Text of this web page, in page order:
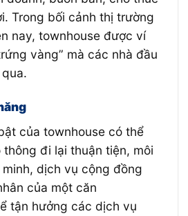
Trong bối cảnh thị trường
nay, townhouse được ví
vàng” mà các nhà đầu
của townhouse có thể
thông đi lại thuận tiện, môi
dịch vụ cộng đồng
của một căn
tận hưởng các dịch vụ